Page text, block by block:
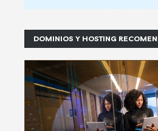
DOMINIOS Y HOSTING